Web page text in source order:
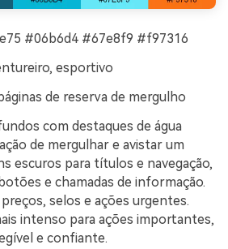
#06b6d4 #67e8f9 #f97316
esportivo
de reserva de mergulho
com destaques de água
de mergulhar e avistar um
escuros para títulos e navegação,
e chamadas de informação.
selos e ações urgentes.
intenso para ações importantes,
e confiante.